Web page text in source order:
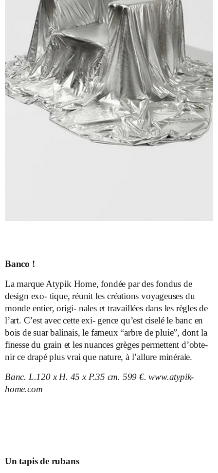
Banco !
La marque Atypik Home, fondée par des fondus de
design exo- tique, réunit les créations voyageuses du
monde entier, origi- nales et travaillées dans les règles de
l’art. C’est avec cette exi- gence qu’est ciselé le banc en
bois de suar balinais, le fameux “arbre de pluie”, dont la
finesse du grain et les nuances grèges permettent d’obte-
nir ce drapé plus vrai que nature, à l’allure minérale.
Banc. L.120 x H. 45 x P.35 cm. 599 €. www.atypik-
home.com
Un tapis de rubans